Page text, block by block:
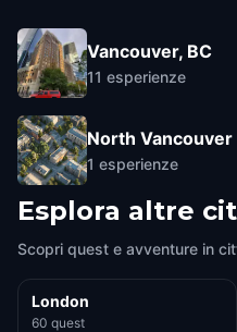
Vancouver, BC
11 esperienze
North Vancouver
1 esperienze
Esplora altre
Scopri quest e avventure in
London
60 quest